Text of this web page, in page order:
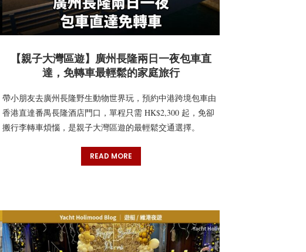
【親子大灣區遊】廣州長隆兩日一夜包車直
達，免轉車最輕鬆的家庭旅行
帶小朋友去廣州長隆野生動物世界玩，預約中港跨境包車由
香港直達番禺長隆酒店門口，單程只需 HK$2,300 起，免卻
搬行李轉車煩惱，是親子大灣區遊的最輕鬆交通選擇。
READ MORE